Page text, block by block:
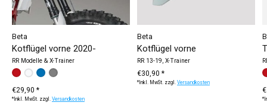
Beta
Kotflügel vorne 2020-
RR Modelle & X-Trainer
Bitte wählen Sie:
weiß
rot blaugrau
€29,90 *
*Inkl. MwSt. zzgl.Versandkosten
Beta
Kotflügel vorne
RR 13-19, X-Trainer
€30,90 *
*Inkl. MwSt. zzgl.Versandkosten